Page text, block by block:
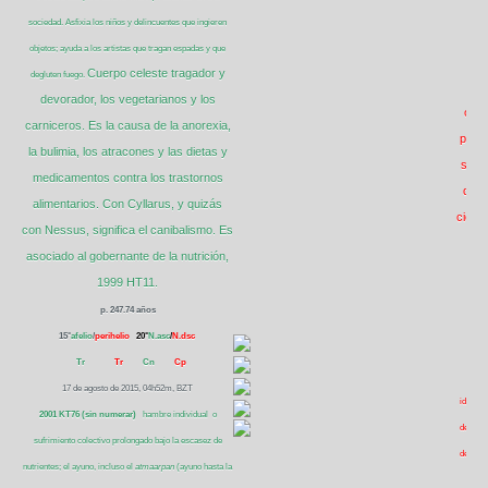
sociedad. Asfixia los niños y delincuentes que ingieren
objetos; ayuda a los artistas que tragan espadas y que
degluten fuego. Cuerpo celeste tragador y
devorador, los vegetarianos y los
carniceros. Es la causa de la anorexia,
la bulimia, los atracones y las dietas y
medicamentos contra los trastornos
alimentarios. Con Cyllarus, y quizás
con Nessus, significa el canibalismo. Es
asociado al gobernante de la nutrición,
1999 HT11.
p. 247.74 años
15°afelio/perihelio 20°N.asc/N.dsc
Tr Tr Cn Cp
17 de agosto de 2015, 04h52m, BZT
2001 KT76 (sin numerar) hambre individual o
sufrimiento colectivo prolongado bajo la escasez de
nutrientes; el ayuno, incluso el atmaarpan (ayuno hasta la
delito